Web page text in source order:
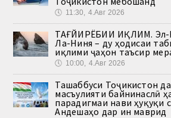
🕔 11:30, 4.Авг 2026
ТАҒЙИРЁБИИ ИҚЛИМ. Эл-
Ла-Ниня – ду ҳодисаи
иқлими ҷаҳон таъсир
🕔 10:00, 4.Авг 2026
Ташаббуси Тоҷикистон
масъулияти байнинаслӣ
парадигмаи нави ҳуқуқи
Андешаҳо дар ин маврид